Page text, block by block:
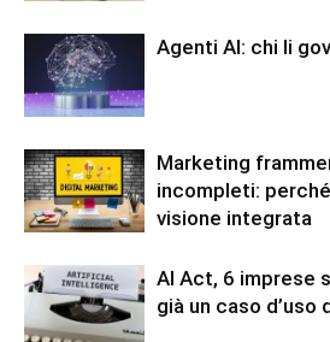
Agenti AI: chi li
Marketing
incompleti:
visione integrata
AI Act, 6 imprese
già un caso d’uso